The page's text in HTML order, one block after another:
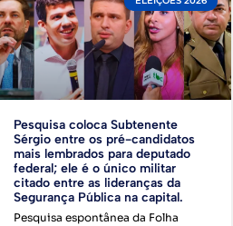
Pesquisa coloca Subtenente
Sérgio entre os pré-candidatos
mais lembrados para deputado
federal; ele é o único militar
citado entre as lideranças da
Segurança Pública na capital.
Pesquisa espontânea da Folha